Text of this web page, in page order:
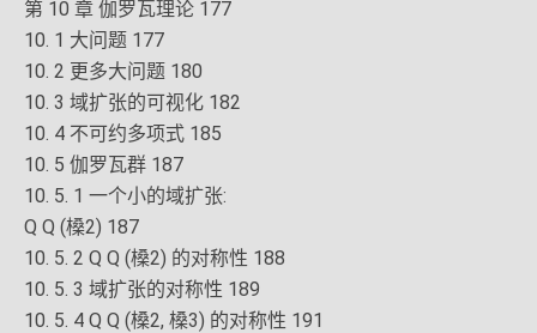
第 10 章 伽罗瓦理论 177
10. 1 大问题 177
10. 2 更多大问题 180
10. 3 域扩张的可视化 182
10. 4 不可约多项式 185
10. 5 伽罗瓦群 187
10. 5. 1 一个小的域扩张:
Q Q (槡2) 187
10. 5. 2 Q Q (槡2) 的对称性 188
10. 5. 3 域扩张的对称性 189
10. 5. 4 Q Q (槡2, 槡3) 的对称性 191